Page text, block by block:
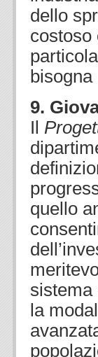
dello
costoso
9.
Il
quello
sistema
la